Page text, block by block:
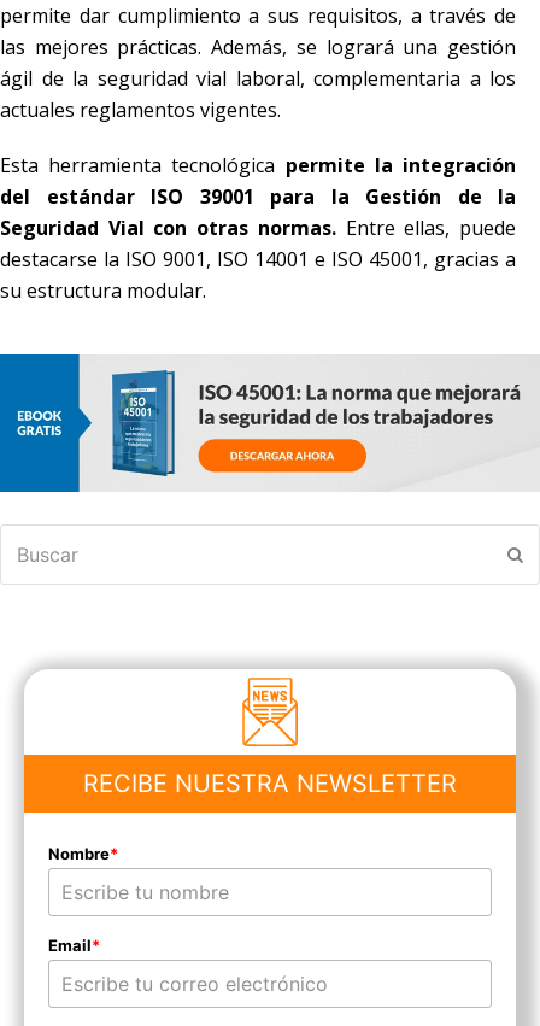
permite dar cumplimiento a sus requisitos, a través de
las mejores prácticas. Además, se logrará una gestión
ágil de la seguridad vial laboral, complementaria a los
actuales reglamentos vigentes.
Esta herramienta tecnológica permite la integración
del estándar ISO 39001 para la Gestión de la
Seguridad Vial con otras normas.Entre ellas, puede
destacarse la ISO 9001, ISO 14001 e ISO 45001, gracias a
su estructura modular.
RECIBE NUESTRA NEWSLETTER
Nombre*
Email*